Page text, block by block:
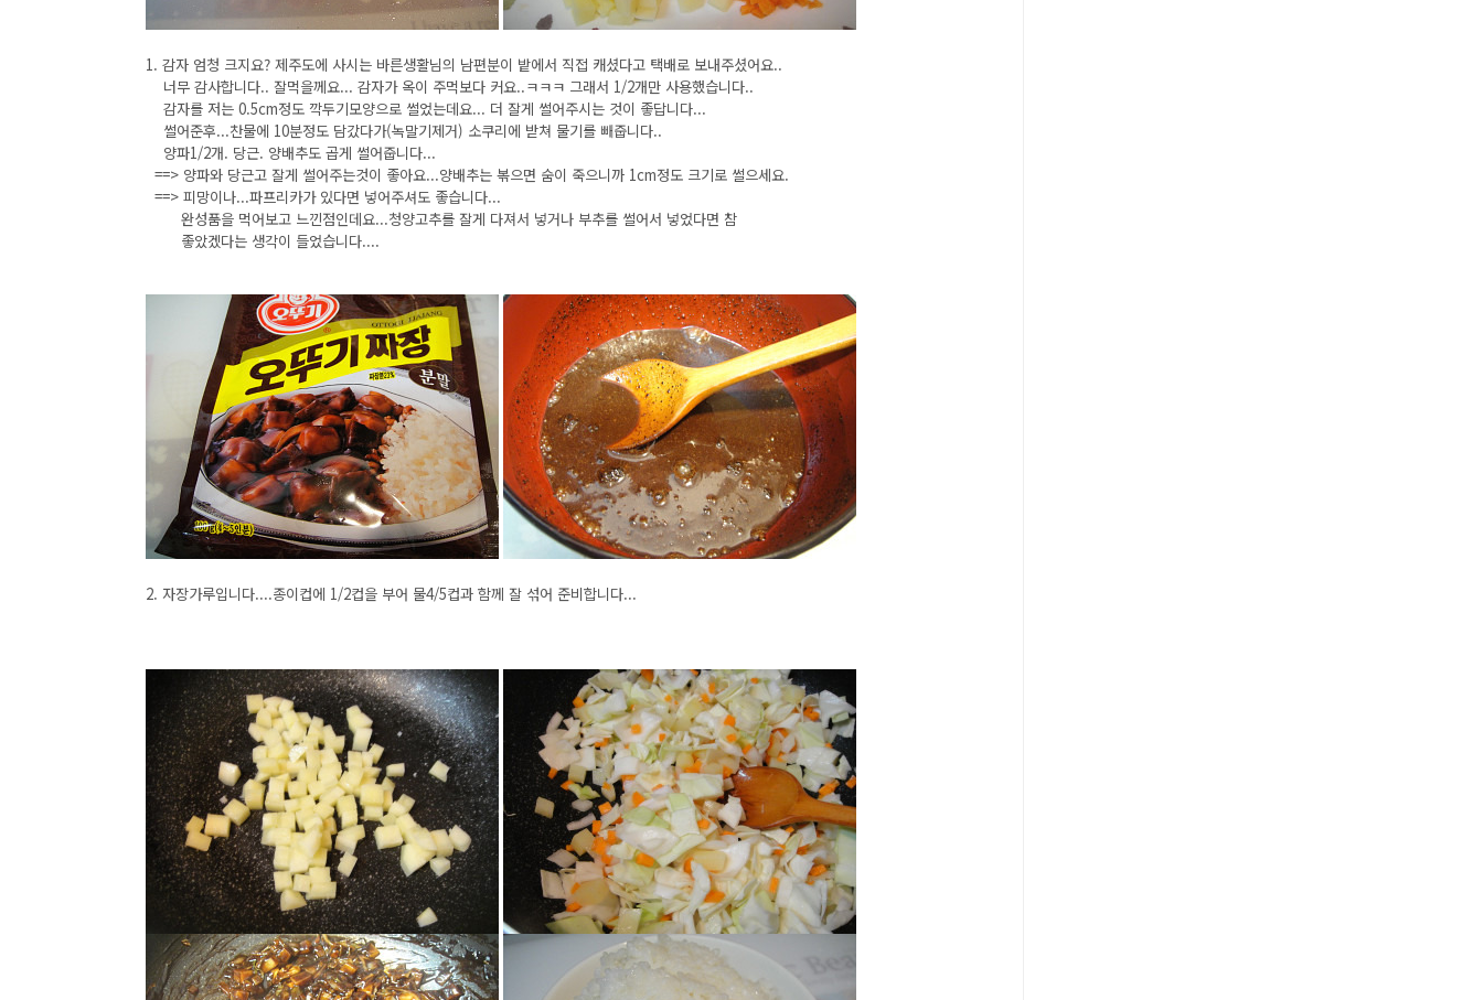
1. 감자 엄청 크지요? 제주도에 사시는 바른생활님의 남편분이 밭에서 직접 캐셨다고 택배로 보내주셨어요..
너무 감사합니다.. 잘먹을께요... 감자가 옥이 주먹보다 커요..ㅋㅋㅋ 그래서 1/2개만 사용했습니다..
감자를 저는 0.5cm정도 깍두기모양으로 썰었는데요... 더 잘게 썰어주시는 것이 좋답니다...
썰어준후...찬물에 10분정도 담갔다가(녹말기제거) 소쿠리에 받쳐 물기를 빼줍니다..
양파1/2개. 당근. 양배추도 곱게 썰어줍니다...
==> 양파와 당근고 잘게 썰어주는것이 좋아요...양배추는 볶으면 숨이 죽으니까 1cm정도 크기로 썰으세요.
==> 피망이나...파프리카가 있다면 넣어주셔도 좋습니다...
완성품을 먹어보고 느낀점인데요...청양고추를 잘게 다져서 넣거나 부추를 썰어서 넣었다면 참
좋았겠다는 생각이 들었습니다....
2. 자장가루입니다....종이컵에 1/2컵을 부어 물4/5컵과 함께 잘 섞어 준비합니다...